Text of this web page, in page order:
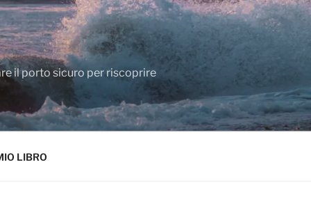
il porto sicuro per riscoprire
LIBRO